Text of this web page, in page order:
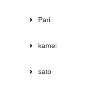
Pari
kamei
sato